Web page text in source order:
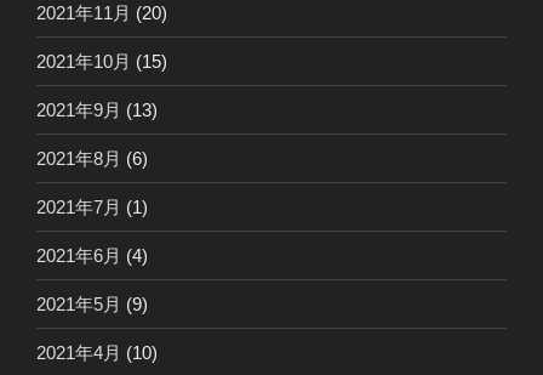
2021年11月 (20)
2021年10月 (15)
2021年9月 (13)
2021年8月 (6)
2021年7月 (1)
2021年6月 (4)
2021年5月 (9)
2021年4月 (10)